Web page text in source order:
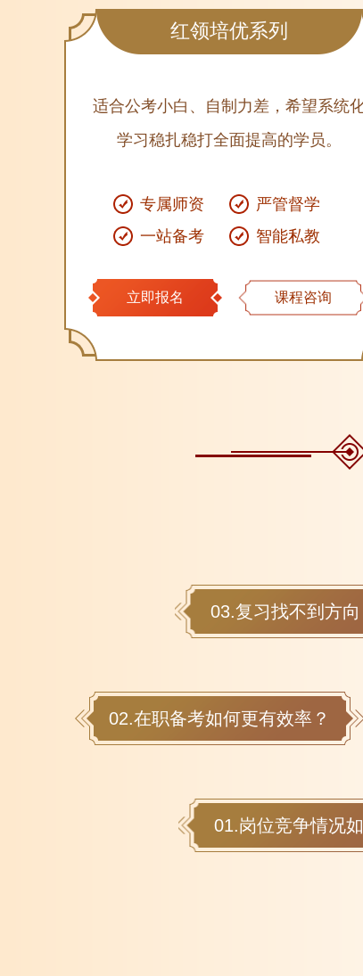
红领培优系列
适合公考小白、自制力差，希望系统
学习稳扎稳打全面提高的学员。
专属师资
严管督学
一站备考
智能私教
立即报名 课程咨询
01.岗位竞争情况
02.在职备考如何更有效率？
03.复习找不到方向